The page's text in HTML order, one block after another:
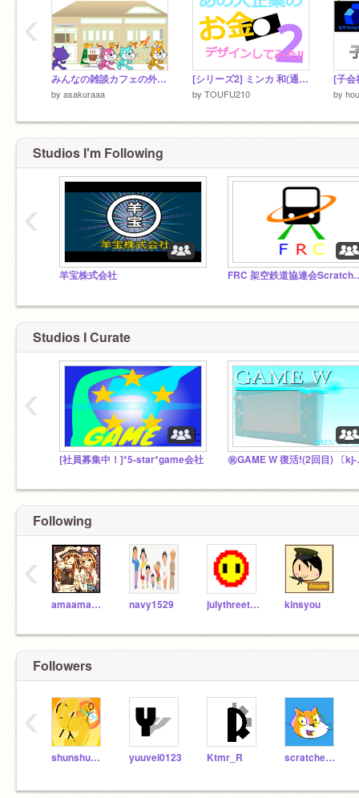
みんなの雑談カフェの外観(だと思う)
by asakuraaa
[シリーズ2] ミンカ 和(通貨) - デザイン
by TOUFU210 by
‹
Studios I'm Following
羊宝株式会社 FRC 架空
‹
Studios I Curate
[社員募集中！]*5-star*game会社 ㊗︎
‹
Following
amaamachan navy1529 julythreethrty kinsyou
‹
Followers
shunshun555 yuuvei0123 Ktmr_R scratcher20211511
‹